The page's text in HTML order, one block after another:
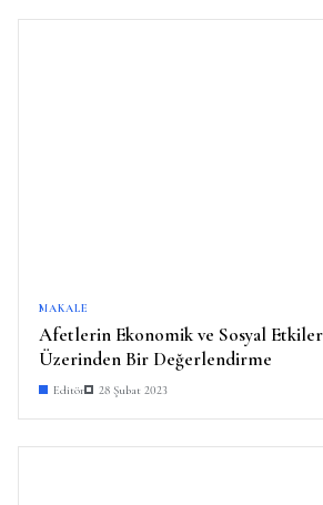
MAKALE
Afetlerin Ekonomik ve Sosyal
Üzerinden Bir Değerlendirme
Editör 28 Şubat 2023